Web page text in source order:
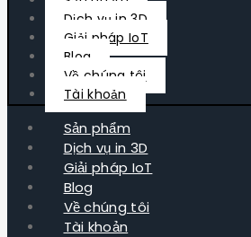
Dịch vụ in 3D
Giải pháp IoT
Blog
Về chúng tôi
Tài khoản
Sản phẩm
Dịch vụ in 3D
Giải pháp IoT
Blog
Về chúng tôi
Tài khoản